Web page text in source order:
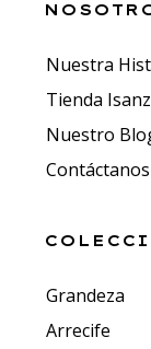
Nuestra
Tienda Isanz
Nuestro
Contáctanos
Grandeza
Arrecife